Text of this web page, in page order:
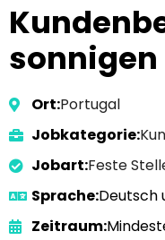
sonnigen
Ort:Portugal
Jobkategorie:
Jobart:Feste
Sprache:Deutsch
Zeitraum: